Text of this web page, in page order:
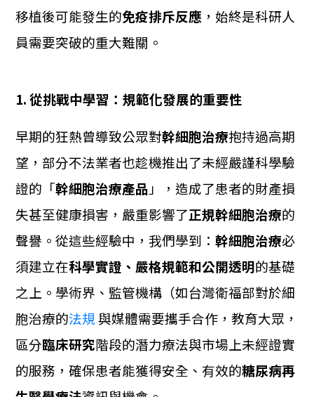
移植後可能發生的免疫排斥反應 ，始終是科研人
員需要突破的重大難關。
1. 從挑戰中學習：規範化發展的重要性
早期的狂熱曾導致公眾對幹細胞治療抱持過高期
望，部分不法業者也趁機推出了未經嚴謹科學驗
證的「幹細胞治療產品 」，造成了患者的財產損
失甚至健康損害，嚴重影響了正規幹細胞治療的
聲譽。從這些經驗中，我們學到：幹細胞治療必
須建立在科學實證、嚴格規範和公開透明的基礎
之上。學術界、監管機構（如台灣衛福部對於細
胞治療的法規與媒體需要攜手合作，教育大眾，
區分臨床研究階段的潛力療法與市場上未經證實
的服務，確保患者能獲得安全、有效的糖尿病再